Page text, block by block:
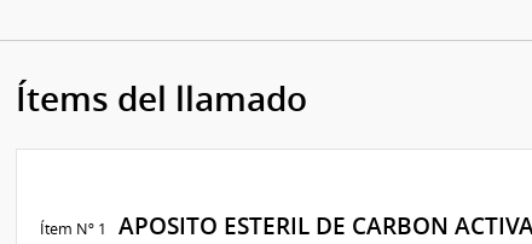
Ítems del llamado
Ítem Nº 1 APOSITO ESTERIL DE CARBON